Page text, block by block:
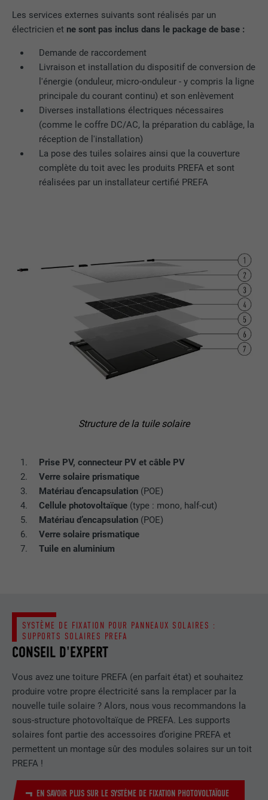
Les services externes suivants sont réalisés par un
électricien et ne sont pas inclus dans le package de base :
Demande de raccordement
Livraison et installation du dispositif de conversion de
l'énergie (onduleur, micro-onduleur - y compris la ligne
principale du courant continu) et son enlèvement
Diverses installations électriques nécessaires
(comme le coffre DC/AC, la préparation du cablâge, la
réception de l'installation)
La pose des tuiles solaires ainsi que la couverture
complète du toit avec les produits PREFA et sont
réalisées par un installateur certifié PREFA
Prise PV, connecteur PV et câble PV
Verre solaire prismatique
Matériau d’encapsulation (POE)
Cellule photovoltaïque (type : mono, half-cut)
Matériau d’encapsulation (POE)
Verre solaire prismatique
Tuile en aluminium
Structure de la tuile solaire
CONSEIL D'EXPERT
SYSTÈME DE FIXATION POUR PANNEAUX SOLAIRES :
SUPPORTS SOLAIRES PREFA
Vous avez une toiture PREFA (en parfait état) et souhaitez
produire votre propre électricité sans la remplacer par la
nouvelle tuile solaire ? Alors, nous vous recommandons la
sous-structure photovoltaïque de PREFA. Les supports
solaires font partie des accessoires d’origine PREFA et
permettent un montage sûr des modules solaires sur un toit
PREFA !
EN SAVOIR PLUS SUR LE SYSTÈME DE FIXATION PHOTOVOLTAÏQUE
FOURNISSEUR Google Optimize
EXPIRATION 90 jours
UTILITÉ
Est placé afin de tester si le navigateur
autorise l'utilisation de cookies. Ne
contient aucun élément d'identification.
Enregistre la langue choisie par
l'utilisateur pour un site Internet.
FOURNISSEUR LinkedIn
EXPIRATION Session
UTILITÉ
Utilisé par LinkedIn lorsqu'un site
Internet contient une fenêtre « Suivez-
FOURNISSEUR LinkedIn
Utilisé par le service de réseau social
LinkedIn pour suivre l'utilisation de
services intégrés.
UTILITÉ
Utilisé par le service de réseau social
LinkedIn pour suivre l'utilisation de
services intégrés
NOM UserMatchHistory
UTILITÉ
plusieurs sites Internet afin d'afficher de
la publicité adaptée aux préférences de
l'utilisateur.
NOM lidc
FOURNISSEUR LinkedIn
EXPIRATION 1 jour
UTILITÉ
LinkedIn pour suivre l'utilisation de